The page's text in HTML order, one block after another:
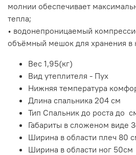
молнии обеспечивает
тепла;
• водонепроницаемый
объёмный мешок для хранения в
Вес 1,95(кг)
Вид утеплителя - Пух
Нижняя температура
Длина спальника 204 см
Тип Спальник до роста до
Габариты в сложеном виде
Ширина в области плеч 80
Ширина в области ног 50см